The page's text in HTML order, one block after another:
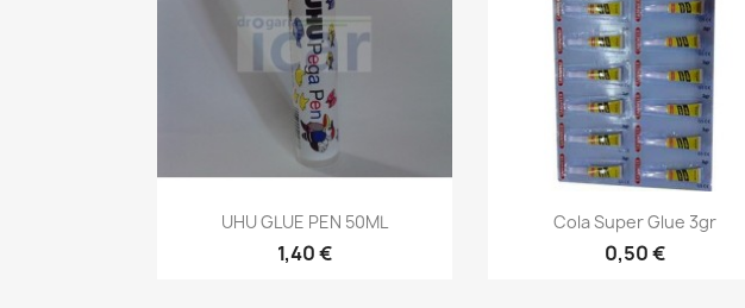
UHU GLUE PEN 50ML
1,40 €
Vista rápida Cola Super Glue 3gr
0,50 €
Vista rápida